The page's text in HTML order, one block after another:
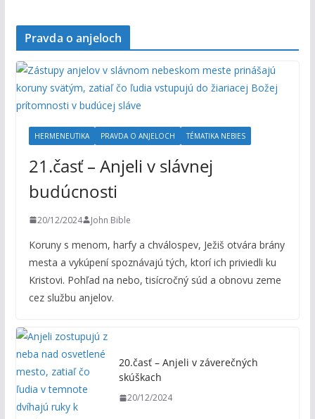
Pravda o anjeloch
HERMENEUTIKA PRAVDA O ANJELOCH TÉMATIKA NEBIES
21.časť – Anjeli v slávnej
budúcnosti
20/12/2024 John Bible
Koruny s menom, harfy a chválospev, Ježiš otvára brány
mesta a vykúpení spoznávajú tých, ktorí ich priviedli ku
Kristovi. Pohľad na nebo, tisícročný súd a obnovu zeme
cez službu anjelov.
20.časť – Anjeli v záverečných
skúškach
20/12/2024